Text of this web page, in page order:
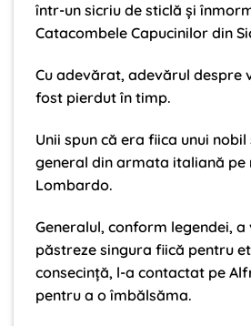
într-un sicriu de sticlă și
Catacombele Capucinilor din
Cu adevărat, adevărul despre
fost pierdut în timp.
Unii spun că era fiica unui
general din armata italiană pe
Lombardo.
Generalul, conform legendei, a
păstreze singura fiică pentru
consecință, l-a contactat pe
pentru a o îmbălsăma.